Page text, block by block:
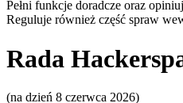
Pełni funkcje doradcze oraz
Reguluje również część spraw
Rada
(na dzień 8 czerwca 2026)